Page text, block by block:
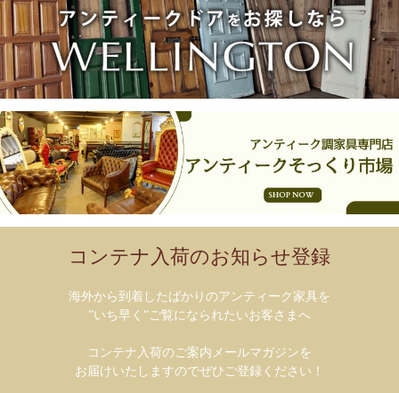
コンテナ入荷のお知らせ登録
海外から到着したばかりのアンティーク家具を
”いち早く”ご覧になられたいお客さまへ
コンテナ入荷のご案内メールマガジンを
お届けいたしますのでぜひご登録ください！